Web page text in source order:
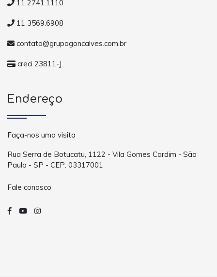
11 2741.1110
11 3569.6908
contato@grupogoncalves.com.br
creci 23811-J
Endereço
Faça-nos uma visita
Rua Serra de Botucatu, 1122 - Vila Gomes Cardim - São
Paulo - SP - CEP: 03317001
Fale conosco